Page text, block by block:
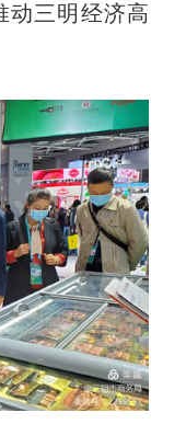
动三明经济高